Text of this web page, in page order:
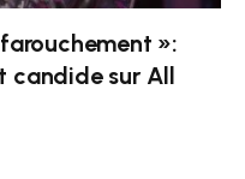
»:
candide sur All